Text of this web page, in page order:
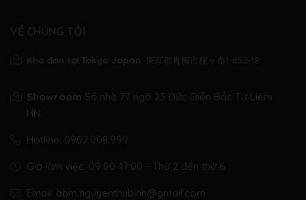
VỀ CHÚNG TÔI
Kho đàn tại Tokyo Japan: 東京都青梅市根ヶ布1-652-18
Showroom Số nhà 77 ngõ 23 Đức Diễn Bắc Từ Liêm
HN.
Hotline: 0902.008.999
Giờ làm việc: 09:00-17:00 - Thứ 2 đến thứ 6
Email: abm.nguyenthubinh@gmail.com